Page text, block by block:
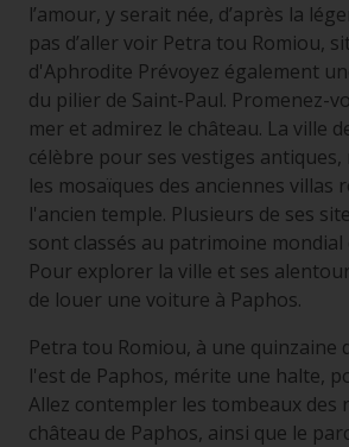
l’amour, y serait née, d’après la
pas d’aller voir Petra tou Romiou,
d'Aphrodite Prévoyez également
du pilier de Saint-Paul. Promenez-
mer et admirez le château. La ville
célèbre pour ses vestiges
les mosaïques des anciennes villas
l'ancien temple. Plusieurs de ses
sont classés au patrimoine mondial
Pour explorer la ville et ses
de louer une voiture à Paphos.
Petra tou Romiou, à une quinzaine
l'est de Paphos, mérite une halte,
Allez contempler les tombeaux des
château de Paphos, ainsi que le